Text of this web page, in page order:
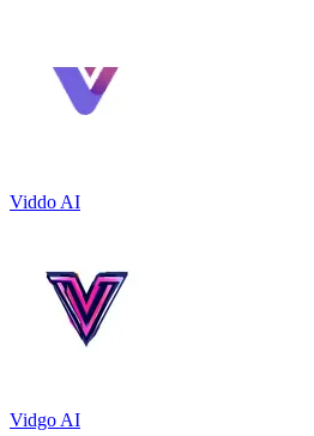
Viddo AI
Vidgo AI